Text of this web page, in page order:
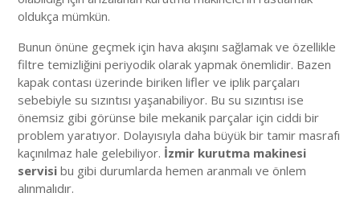
oldukça mümkün.
Bunun önüne geçmek için hava akışını sağlamak ve özellikle
filtre temizliğini periyodik olarak yapmak önemlidir. Bazen
kapak contası üzerinde biriken lifler ve iplik parçaları
sebebiyle su sızıntısı yaşanabiliyor. Bu su sızıntısı ise
önemsiz gibi görünse bile mekanik parçalar için ciddi bir
problem yaratıyor. Dolayısıyla daha büyük bir tamir masrafı
kaçınılmaz hale gelebiliyor. İzmir kurutma makinesi
servisi bu gibi durumlarda hemen aranmalı ve önlem
alınmalıdır.